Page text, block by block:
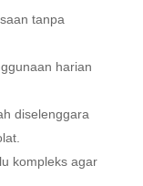
tanpa
harian
diselenggara
kompleks agar